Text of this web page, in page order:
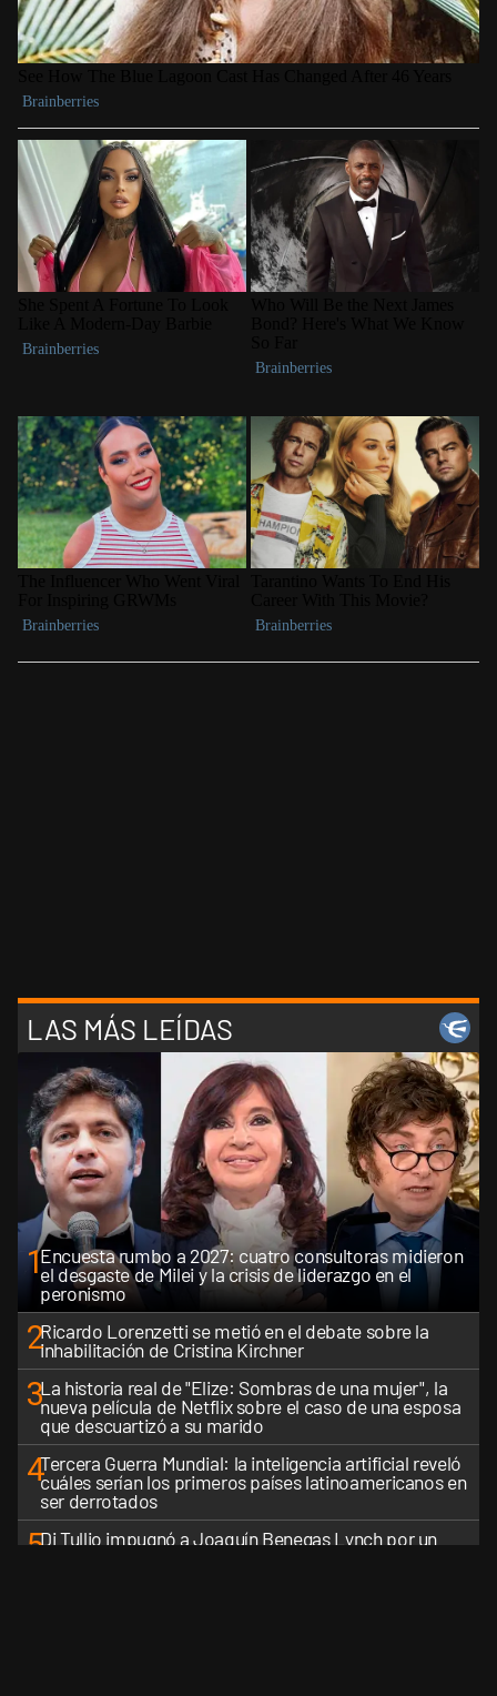
LAS MÁS LEÍDAS
1Encuesta rumbo a 2027: cuatro consultoras midieron
el desgaste de Milei y la crisis de liderazgo en el
peronismo
2Ricardo Lorenzetti se metió en el debate sobre la
inhabilitación de Cristina Kirchner
3La historia real de "Elize: Sombras de una mujer", la
nueva película de Netflix sobre el caso de una esposa
que descuartizó a su marido
4Tercera Guerra Mundial: la inteligencia artificial reveló
cuáles serían los primeros países latinoamericanos en
ser derrotados
5Di Tullio impugnó a Joaquín Benegas Lynch por un